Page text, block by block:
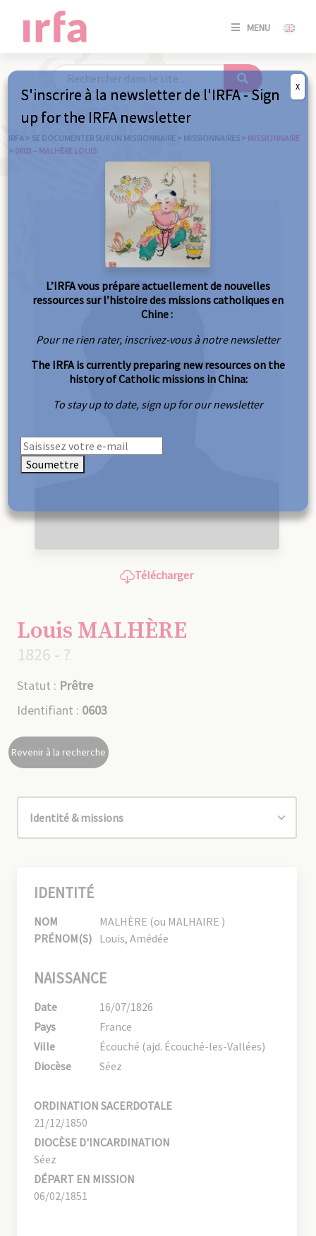
MENU
SE
/
IRFA > SE DOCUMENTER SUR UN MISSIONNAIRE > MISSIONNAIRES > MISSIONNAIRE
> 0603 – MALHÈRE LOUIS
Télécharger
Louis MALHÈRE
1826 - ?
Statut : Prêtre
Identifiant : 0603
Revenir à la recherche
IDENTITÉ
NOM
MALHÈRE (ou MALHAIRE )
PRÉNOM(S) Louis, Amédée
NAISSANCE
Date
16/07/1826
Pays
France
Ville
Écouché (ajd. Écouché-les-Vallées)
Diocèse
Séez
ORDINATION SACERDOTALE
21/12/1850
DIOCÈSE D'INCARDINATION
Séez
DÉPART EN MISSION
06/02/1851
S'inscrire à la newsletter de l'IRFA - Sign
up for the IRFA newsletter
L’IRFA vous prépare actuellement de nouvelles
ressources sur l’histoire des missions catholiques en
Chine :
Pour ne rien rater, inscrivez-vous à notre newsletter
The IRFA is currently preparing new resources on the
history of Catholic missions in China:
To stay up to date, sign up for our newsletter
Soumettre
X